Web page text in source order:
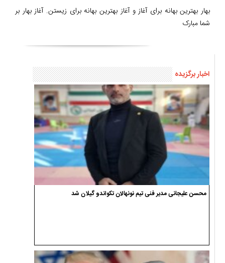
بهار بهترین بهانه برای آغاز و آغاز بهترین بهانه برای زیستن. آغاز بهار بر
شما مبارک
اخبار برگزیده
محسن علیجانی مدیر فنی تیم نونهالان تکواندو گیلان شد